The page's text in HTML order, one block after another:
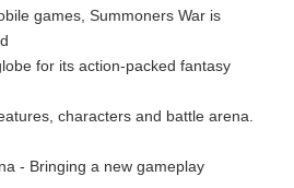
games, Summoners War is
for its action-packed fantasy
characters and battle arena.
- Bringing a new gameplay